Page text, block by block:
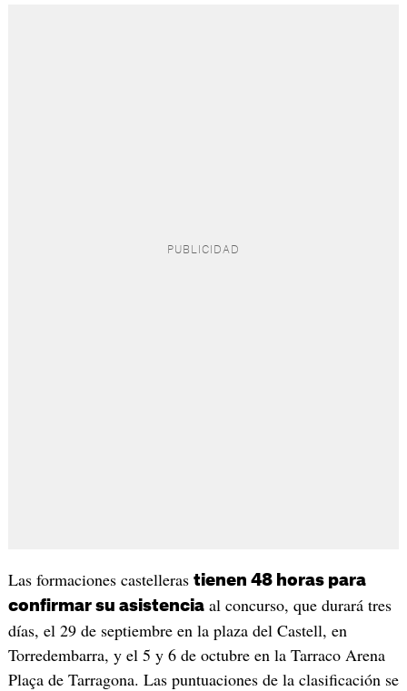
Las formaciones castelleras tienen 48 horas para
confirmar su asistenciaal concurso, que durará tres
días, el 29 de septiembre en la plaza del Castell, en
Torredembarra, y el 5 y 6 de octubre en la Tarraco Arena
Plaça de Tarragona. Las puntuaciones de la clasificación se